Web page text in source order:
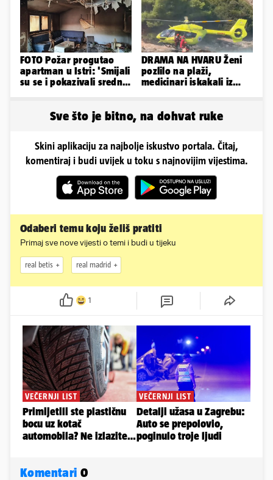
FOTO Požar progutao
apartman u Istri: 'Smijali
su se i pokazivali srednji
DRAMA NA HVARU Ženi
pozlilo na plaži,
medicinari iskakali iz
Sve što je bitno, na dohvat ruke
Skini aplikaciju za najbolje iskustvo portala. Čitaj,
komentiraj i budi uvijek u toku s najnovijim vijestima.
Odaberi temu koju želiš pratiti
Primaj sve nove vijesti o temi i budi u tijeku
real betis real madrid
1
Komentari 0